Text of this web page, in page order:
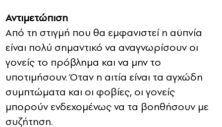
Αντιμετώπιση
Από τη στιγμή που θα εμφανιστεί η αϋπνία
είναι πολύ σημαντικό να αναγνωρίσουν οι
γονείς το πρόβλημα και να μην το
υποτιμήσουν. Όταν η αιτία είναι τα αγχώδη
συμπτώματα και οι φοβίες, οι γονείς
μπορούν ενδεχομένως να τα βοηθήσουν με
συζήτηση.